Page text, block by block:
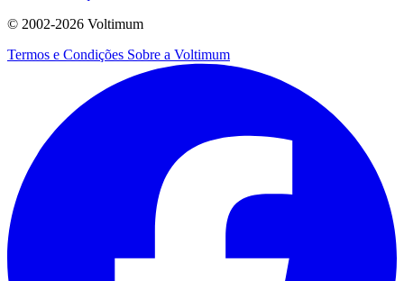
© 2002-2026 Voltimum
Termos e Condições Sobre a Voltimum